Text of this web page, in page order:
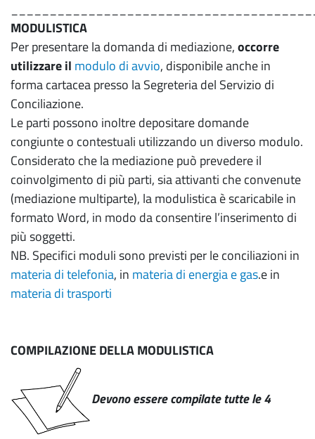
MODULISTICA
Per presentare la domanda di mediazione,occorre
utilizzare il modulo di avvio, disponibile anche in
forma cartacea presso la Segreteria del Servizio di
Conciliazione.
Le parti possono inoltre depositare domande
congiunte o contestuali utilizzando un diverso modulo.
Considerato che la mediazione può prevedere il
coinvolgimento di più parti, sia attivanti che convenute
(mediazione multiparte), la modulistica è scaricabile in
formato Word, in modo da consentire l’inserimento di
più soggetti.
NB. Specifici moduli sono previsti per le conciliazioni in
materia di telefonia, in materia di energia e gas.e in
materia di trasporti
COMPILAZIONE DELLA MODULISTICA
Devono essere compilate tutte le 4